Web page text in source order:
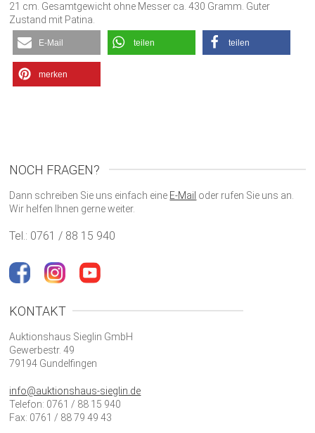
21 cm. Gesamtgewicht ohne Messer ca. 430 Gramm. Guter
Zustand mit Patina.
E-Mail teilen teilen
merken
NOCH FRAGEN?
Dann schreiben Sie uns einfach eine E-Mail oder rufen Sie uns an.
Wir helfen Ihnen gerne weiter.
Tel.: 0761 / 88 15 940
KONTAKT
Auktionshaus Sieglin GmbH
Gewerbestr. 49
79194 Gundelfingen
info@auktionshaus-sieglin.de
Telefon: 0761 / 88 15 940
Fax: 0761 / 88 79 49 43